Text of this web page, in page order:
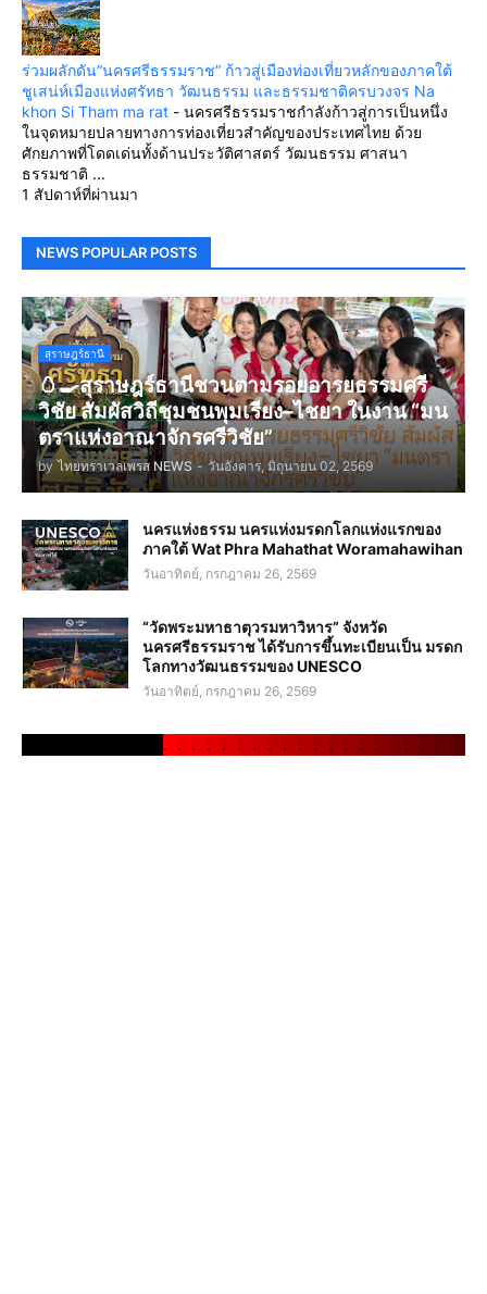
ร่วมผลักดัน“นครศรีธรรมราช” ก้าวสู่เมืองท่องเที่ยวหลักของภาคใต้
ชูเสน่ห์เมืองแห่งศรัทธา วัฒนธรรม และธรรมชาติครบวงจร Na
khon Si Tham ma rat - นครศรีธรรมราชกำลังก้าวสู่การเป็นหนึ่ง
ในจุดหมายปลายทางการท่องเที่ยวสำคัญของประเทศไทย ด้วย
ศักยภาพที่โดดเด่นทั้งด้านประวัติศาสตร์ วัฒนธรรม ศาสนา
ธรรมชาติ ...
1 สัปดาห์ที่ผ่านมา
NEWS POPULAR POSTS
สุราษฎร์ธานี
🥚🍳สุราษฎร์ธานีชวนตามรอยอารยธรรมศรี
วิชัย สัมผัสวิถีชุมชนพุมเรียง–ไชยา ในงาน “มน
ตราแห่งอาณาจักรศรีวิชัย”
by ไทยทราเวลเพรส NEWS - วันอังคาร, มิถุนายน 02, 2569
นครแห่งธรรม นครแห่งมรดกโลกแห่งแรกของ
ภาคใต้ Wat Phra Mahathat Woramahawihan
วันอาทิตย์, กรกฎาคม 26, 2569
“วัดพระมหาธาตุวรมหาวิหาร” จังหวัด
นครศรีธรรมราช ได้รับการขึ้นทะเบียนเป็น มรดก
โลกทางวัฒนธรรมของ UNESCO
วันอาทิตย์, กรกฎาคม 26, 2569
. . . . . . . . . . . . . . . . . . . .